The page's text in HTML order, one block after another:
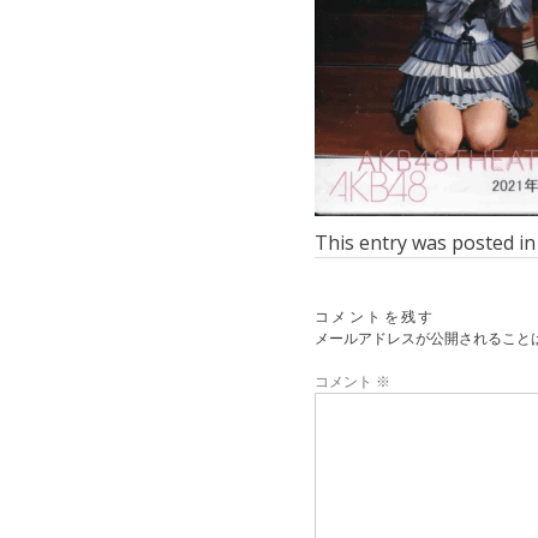
This entry was posted
コメントを残す
メールアドレスが公開されること
コメント ※